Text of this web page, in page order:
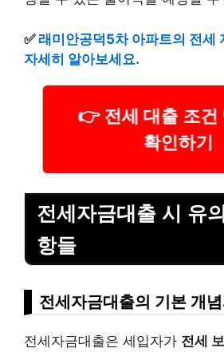
✅ 래미안공덕5차 아파트의 전세
자세히 알아보세요.
👉 전세 대출 조건
확인하기
전세자금대출 시 유
항들
전세자금대출의 기본 개
전세자금대출은 세입자가 전세